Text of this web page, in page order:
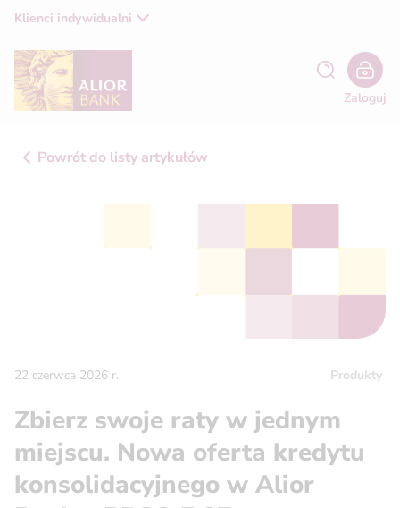
Klienci indywidualni
Zaloguj
Powrót do listy artykułów
22 czerwca 2026 r. Produkty
Zbierz swoje raty w jednym
miejscu. Nowa oferta kredytu
konsolidacyjnego w Alior